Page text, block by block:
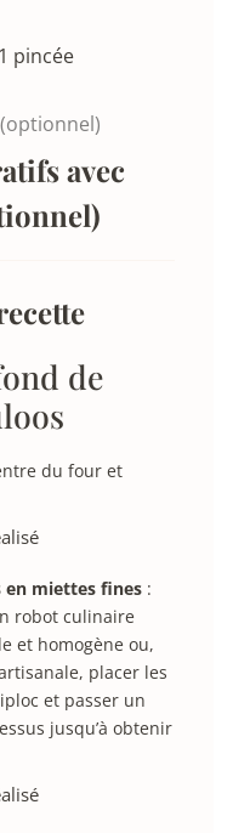
1 pincée
(optionnel)
avec
de
du four et
en miettes fines :
robot culinaire
et homogène ou,
placer les
et passer un
jusqu’à obtenir